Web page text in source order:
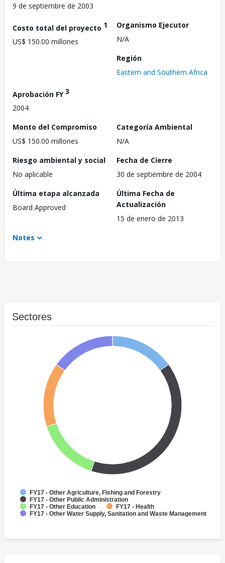
9 de septiembre de 2003
Costo total del proyecto 1
US$ 150.00 millones
Organismo Ejecutor
N/A
Región
Eastern and Southern Africa
Aprobación FY3
2004
Monto del Compromiso
US$ 150.00 millones
Categoría Ambiental
N/A
Riesgo ambiental y social
No aplicable
Fecha de Cierre
30 de septiembre de 2004
Última etapa alcanzada
Board Approved
Última Fecha de
Actualización
15 de enero de 2013
Notes
Sectores
FY17 - Other Agriculture, Fishing and Forestry
FY17 - Other Public Administration
FY17 - Other Education
FY17 - Health
FY17 - Other Water Supply, Sanitation and Waste Management